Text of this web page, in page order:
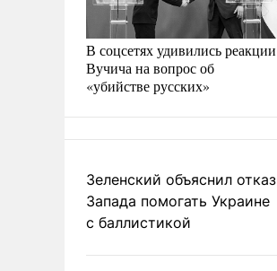
В соцсетях удивились реакции
Вучича на вопрос об
«убийстве русских»
Зеленский объяснил отказ
Запада помогать Украине
с баллистикой